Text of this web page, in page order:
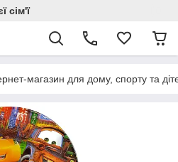
сім'ї
магазин для дому, спорту та